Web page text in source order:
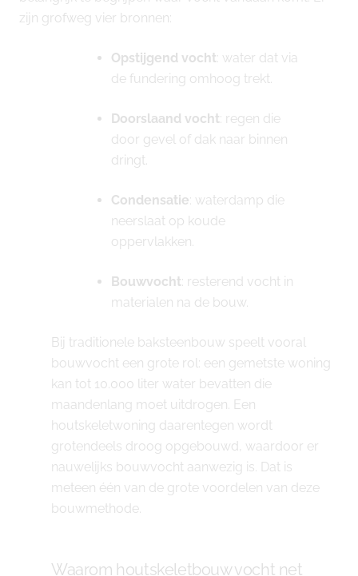
zijn grofweg vier bronnen:
Opstijgend vocht: water dat via
de fundering omhoog trekt.
Doorslaand vocht: regen die
door gevel of dak naar binnen
dringt.
Condensatie: waterdamp die
neerslaat op koude
oppervlakken.
Bouwvocht: resterend vocht in
materialen na de bouw.
Bij traditionele baksteenbouw speelt vooral
bouwvocht een grote rol: een gemetste woning
kan tot 10.000 liter water bevatten die
maandenlang moet uitdrogen. Een
houtskeletwoning daarentegen wordt
grotendeels droog opgebouwd, waardoor er
nauwelijks bouwvocht aanwezig is. Dat is
meteen één van de grote voordelen van deze
bouwmethode.
Waarom houtskeletbouw vocht net